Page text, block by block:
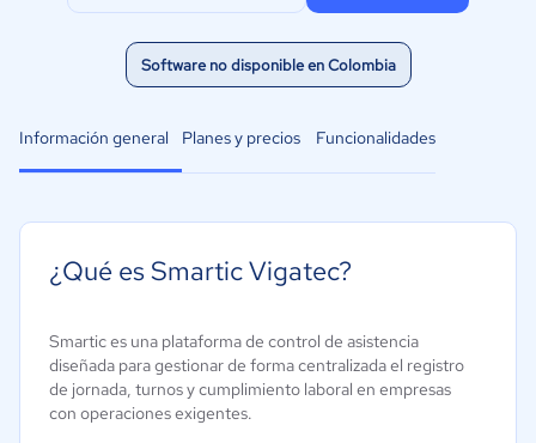
Software no disponible en Colombia
Información general Planes y precios Funcionalidades
¿Qué es Smartic Vigatec?
Smartic es una plataforma de control de asistencia
diseñada para gestionar de forma centralizada el registro
de jornada, turnos y cumplimiento laboral en empresas
con operaciones exigentes.